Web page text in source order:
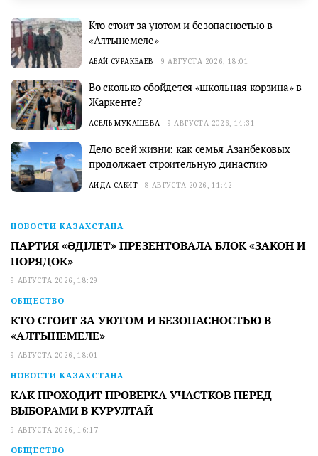
Кто стоит за уютом и безопасностью в
«Алтынемеле»
АБАЙ СУРАКБАЕВ 9 АВГУСТА 2026, 18:01
Во сколько обойдется «школьная корзина» в
Жаркенте?
АСЕЛЬ МУКАШЕВА 9 АВГУСТА 2026, 14:31
Дело всей жизни: как семья Азанбековых
продолжает строительную династию
АИДА САБИТ 8 АВГУСТА 2026, 11:42
НОВОСТИ КАЗАХСТАНА
ПАРТИЯ «ӘДІЛЕТ» ПРЕЗЕНТОВАЛА БЛОК «ЗАКОН И
ПОРЯДОК»
9 АВГУСТА 2026, 18:29
ОБЩЕСТВО
КТО СТОИТ ЗА УЮТОМ И БЕЗОПАСНОСТЬЮ В
«АЛТЫНЕМЕЛЕ»
9 АВГУСТА 2026, 18:01
НОВОСТИ КАЗАХСТАНА
КАК ПРОХОДИТ ПРОВЕРКА УЧАСТКОВ ПЕРЕД
ВЫБОРАМИ В КУРУЛТАЙ
9 АВГУСТА 2026, 16:17
ОБЩЕСТВО